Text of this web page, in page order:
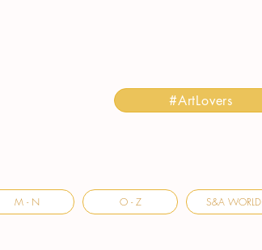
#ArtLovers
M - N O - Z S&A WORLD